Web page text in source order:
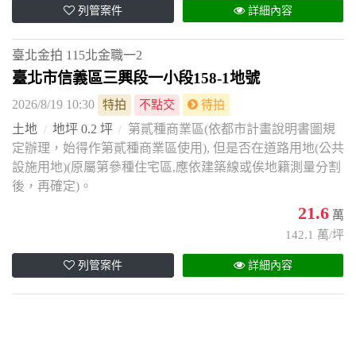
列管案件 詳細內容
臺北金拍 115北金職一2
臺北市信義區三興段一小段158-1地號
2026/8/19 10:30 特拍 不點交 待拍
土地 地坪 0.2 坪
第貳種商業區(依都市計畫說明書圖規
定辦理，始得作第貳種商業區使用), 但是否在道路用地(公共
設施用地)(原屬第參種住宅區,應依建築線或俟地籍測量分割
後，再確定)。
21.6 萬
142.1 萬/坪
列管案件 詳細內容